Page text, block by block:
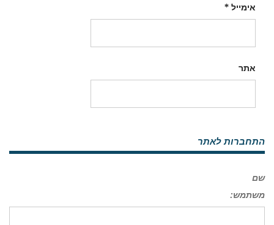
אימייל *
אתר
התחברות לאתר
שם
משתמש: